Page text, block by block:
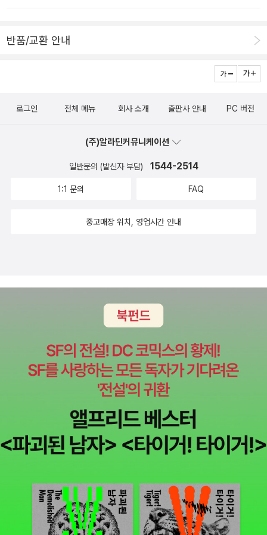
네;;) 以前의 『이론』誌 대부분과, 초창기부터의 '과천연구실 세미나',
아보니 짜골로프의 『정치경제학 교과서』는 여전히 시판 중이고, 새길
출판사에서 나왔던 『정치경제학』은 중원문화로 옮겨 판매가로 13만
원이 붙어 있다;;]. 다시 현실(?)로 돌아와서, 책은 얼마간 뻔하면서
대'라 이름 붙인 시기(딱 맞는 명명은 아닌 것 같다), 그러니까 독서
정신이 번쩍 든다(책 60쪽 이하). 글자는 읽어도 내용은 이해하지 못
하기 때문이다. 책을 잘 읽는 사람, 독서의 맛을 아는 능숙한 어른(부
깨치기 시작했기 때문에 부모가 감칠맛나게 읽어주면 책 읽어주기의
담이지만, 어린시절 '묵독'이 가능하다는 것을 깨닫고 적잖이 충격적
이었던 기억이 여럼풋이 난다. 집에 있던 2층 침대에서 월간 만화 『보
물섬』을 읽던 중이었고, 그런 게 가능하다고 알려주었던, 누군지 기억
님의 그림체와, 만화가 분들이 번갈아 연재하셨던 것도 같은데 '위인
전', 그중에서도 녹두장군 전봉준의 압송 장면 컷이 강렬하게 남아 있
다(뒷날 기억이 섞였는지도 모르고...). 딸보다 나이가 많은 아이를 키
을 읽을 수 있다는 것을 깨닫는 순간은 천지가 개벽하는 경험인 것도
같다. 여하간 지은이는 듣기 수준과 읽기 수준이 같아지려면 13세 정
도는 되어야 하기 때문에, '외국'에서는 중학생에게도 책을 읽어준다
읽지 않는 독자를 대상으로 한 탓인지는 모르지만, 박사님이신데도
이런 식으로 추적 불가능한-때로는 선뜻 믿기 어려운- 솔깃한 썰들을
책 곳곳에 마구 흩뿌려두신 것은 불만스럽다), 적어도 초등학교 1학
도 아니지만작년에 나왔는데 그동안 눈도장만 찍고 있는 책있다집에
보면서 재미잇어 하는책이다그래서 장바구니에 살짝 넣아 났는데 ,,
관이 캐릭터를 보면서 아주 즐거워 하고 생활습관을 배운다 이번에
화인데시간이 맞지 않아 미루고 미루다 보지 못한 영화얼마전 아이랑
함게 서점에 갔을때 그자리에 서서 다 읽어버린책그런데 소장하고 싶
싶단다 . 이유는, 저안경,,ㅎㅎㅎㅎ 고슴도치 친구 펄,사랑스럽고 친
싶은데 , 자꾸 친구들을 아프게 한다그 이유는 고슴도치니까,그래서
책들이다, 글이 없는 그림책그런데 가만보고 있으면 소곤소곤 소곤
대는것 같은나에게 말을 거는것 같은잘 들어보세요, 분명 말하고 있
어요그림이 너무 이쁜 그림책,,, 글이 없이 우리아
이에게 재미있는 상상을 할 수있게 만들어주는 책들 아이들의 상상을
무한대로 끌어 줄 수있는 아주 아주 멋진 그리책들이다, 그리고
류가 좋아하는로렌 차일드의 작품들롤라가 너무너무 좋다고 그녀의
엉뚱한 행동이며 착한 찰리 오빠며오래도록 정말 어른인 엄마도 좋아
또, 이책들도정말 많다집에는 몇권 있지다 읽었던가,안 읽은
반품/교환 안내
로그인 전체 메뉴 회사 소개 출판사 안내 PC 버전
(주)알라딘커뮤니케이션
일반문의 (발신자 부담) 1544-2514
1:1 문의 FAQ
중고매장 위치, 영업시간 안내